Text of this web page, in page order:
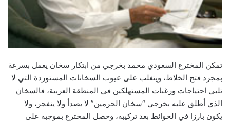
تمكن المخترع السعودي محمد بخرجي من ابتكار سخان يعمل بسرعة
بمجرد فتح الخلاط، ويتغلب على عيوب السخانات المستوردة التي لا
تلبي احتياجات ورغبات المستهلكين في المنطقة العربية، فالسخان
الذي أطلق عليه بخرجي “سخان الحرمين” لا يصدأ ولا ينفجر، ولا
يكون بارزا في الحوائط بعد تركيبه، وحصل المخترع بموجبه على